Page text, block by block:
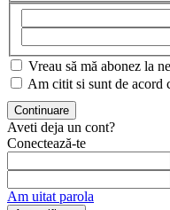
Vreau să mă abonez la
Am citit si sunt de acord
Aveti deja un cont?
Conectează-te
Am uitat parola